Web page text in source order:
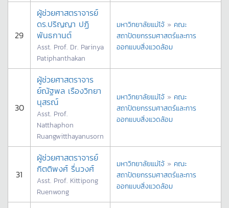
29
ผู้ช่วยศาสตราจารย์
ดร.ปริญญา ปฏิ
พันธกานต์
Asst. Prof. Dr. Parinya
Patiphanthakan
มหาวิทยาลัยแม่โจ้ » คณะ
สถาปัตยกรรมศาสตร์และการ
ออกแบบสิ่งแวดล้อม
30
ผู้ช่วยศาสตราจาร
ย์ณัฐพล เรืองวิทยา
นุสรณ์
Asst. Prof.
Natthaphon
Ruangwitthayanusorn
มหาวิทยาลัยแม่โจ้ » คณะ
สถาปัตยกรรมศาสตร์และการ
ออกแบบสิ่งแวดล้อม
31
ผู้ช่วยศาสตราจารย์
กิตติพงศ์ รื่นวงศ์
Asst. Prof. Kittipong
Ruenwong
มหาวิทยาลัยแม่โจ้ » คณะ
สถาปัตยกรรมศาสตร์และการ
ออกแบบสิ่งแวดล้อม